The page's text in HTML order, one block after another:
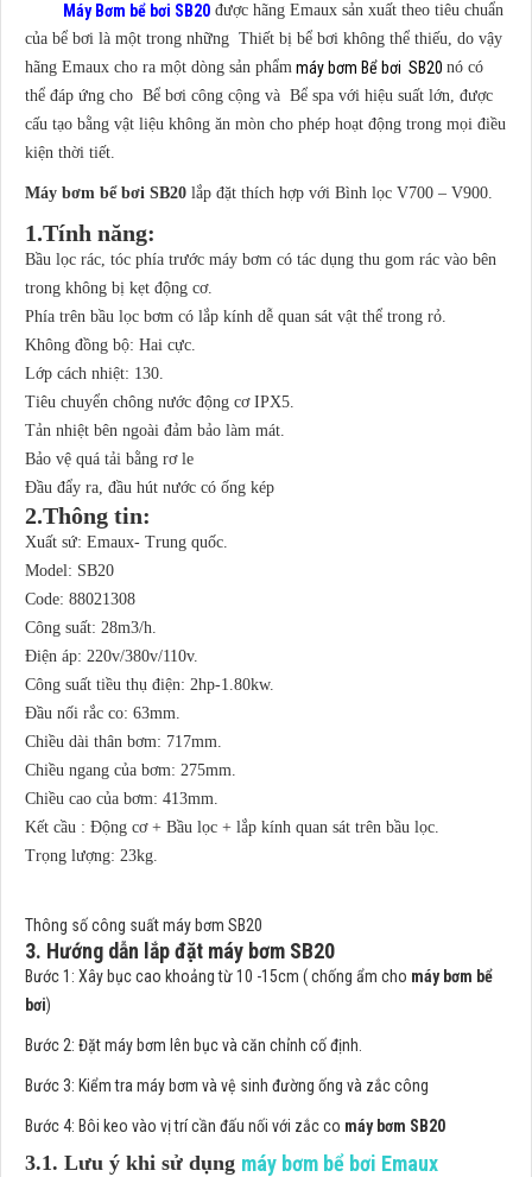
Máy Bơm bể bơi SB20 được hãng Emaux sản xuất theo tiêu chuẩn
của bể bơi là một trong những Thiết bị bể bơi không thể thiếu, do vậy
hãng Emaux cho ra một dòng sản phẩm máy bơm Bể bơi SB20 nó có
thể đáp ứng cho Bể bơi công cộng và Bể spa với hiệu suất lớn, được
cấu tạo bằng vật liệu không ăn mòn cho phép hoạt động trong mọi điều
kiện thời tiết.
Máy bơm bể bơi SB20 lắp đặt thích hợp với Bình lọc V700 – V900.
1.Tính năng:
Bầu lọc rác, tóc phía trước máy bơm có tác dụng thu gom rác vào bên
trong không bị kẹt động cơ.
Phía trên bầu lọc bơm có lắp kính dễ quan sát vật thể trong rỏ.
Không đồng bộ: Hai cực.
Lớp cách nhiệt: 130.
Tiêu chuyển chông nước động cơ IPX5.
Tản nhiệt bên ngoài đảm bảo làm mát.
Bảo vệ quá tải bằng rơ le
Đầu đẩy ra, đầu hút nước có ống kép
2.Thông tin:
Xuất sứ: Emaux- Trung quốc.
Model: SB20
Code: 88021308
Công suất: 28m3/h.
Điện áp: 220v/380v/110v.
Công suất tiều thụ điện: 2hp-1.80kw.
Đầu nối rắc co: 63mm.
Chiều dài thân bơm: 717mm.
Chiều ngang của bơm: 275mm.
Chiều cao của bơm: 413mm.
Kết cầu : Động cơ + Bầu lọc + lắp kính quan sát trên bầu lọc.
Trọng lượng: 23kg.
Thông số công suất máy bơm SB20
3. Hướng dẫn lắp đặt máy bơm SB20
Bước 1: Xây bục cao khoảng từ 10 -15cm ( chống ẩm cho máy bơm bể
bơi)
Bước 2: Đặt máy bơm lên bục và căn chỉnh cố định.
Bước 3: Kiểm tra máy bơm và vệ sinh đường ống và zắc công
Bước 4: Bôi keo vào vị trí cần đấu nối với zắc co máy bơm SB20
3.1. Lưu ý khi sử dụng máy bơm bể bơi Emaux